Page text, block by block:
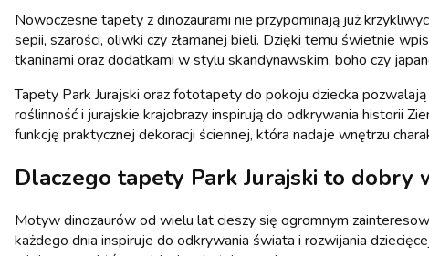
Nowoczesne tapety z dinozaurami nie przypominają już
sepii, szarości, oliwki czy złamanej bieli. Dzięki temu świetnie
tkaninami oraz dodatkami w stylu skandynawskim, boho czy
Tapety Park Jurajski oraz fototapety do pokoju dziecka
roślinność i jurajskie krajobrazy inspirują do odkrywania historii
funkcję praktycznej dekoracji ściennej, która nadaje wnętrzu
Dlaczego tapety Park Jurajski to dobry
Motyw dinozaurów od wielu lat cieszy się ogromnym
każdego dnia inspiruje do odkrywania świata i rozwijania